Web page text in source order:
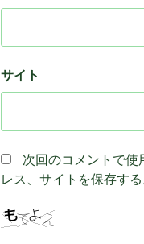
サイト
次回のコメントで使
レス、サイトを保存する